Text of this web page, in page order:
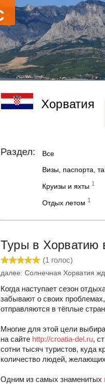
Хорватия
Раздел: Все
Визы, паспорта,
Круизы и яхты 1
Отдых летом 1
Туры в Хорватию
(1 голос)
далее: Солнечная Хорватия
Когда наступает сезон
забывают о своих
отправляются в тёплые
Многие для этой цели
на сайте http://croatia-del.ru,
сотни тысяч туристов, куда
количество людей,
Одним из самых знаменитых